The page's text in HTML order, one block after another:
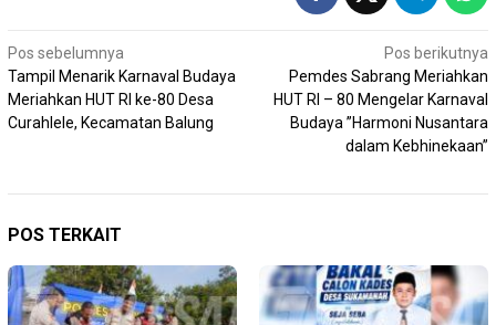
Navigasi
pos
Pos sebelumnya
Tampil Menarik Karnaval Budaya
Meriahkan HUT RI ke-80 Desa
Curahlele, Kecamatan Balung
Pos berikutnya
Pemdes Sabrang Meriahkan
HUT RI – 80 Mengelar Karnaval
Budaya ”Harmoni Nusantara
dalam Kebhinekaan”
POS TERKAIT